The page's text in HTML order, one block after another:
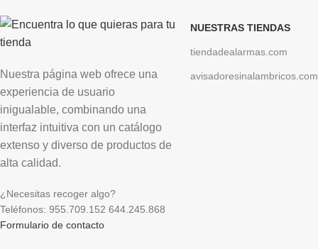
Nuestra página web ofrece una
experiencia de usuario
inigualable, combinando una
interfaz intuitiva con un catálogo
extenso y diverso de productos de
alta calidad.
¿Necesitas recoger algo?
Teléfonos: 955.709.152 644.245.868
Formulario de contacto
NUESTRAS TIENDAS
tiendadealarmas.com
avisadoresinalambricos.com